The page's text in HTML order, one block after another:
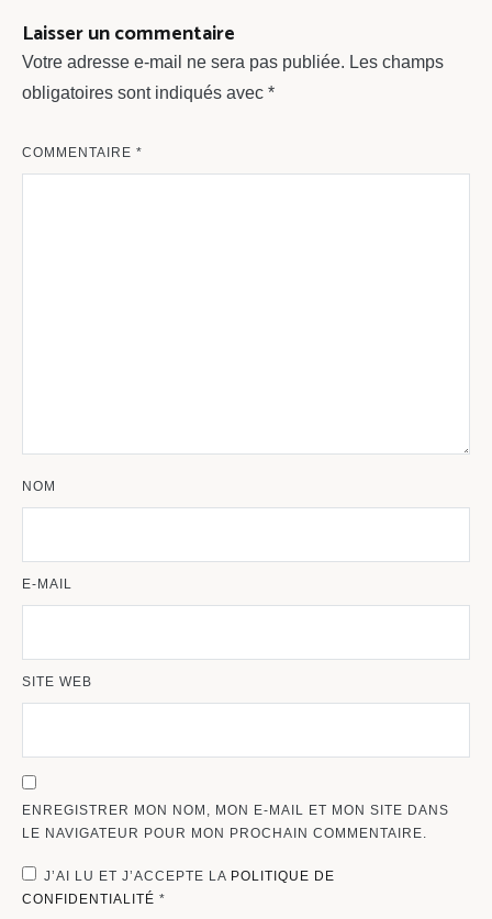
Laisser un commentaire
Votre adresse e-mail ne sera pas publiée. Les champs
obligatoires sont indiqués avec *
COMMENTAIRE *
NOM
E-MAIL
SITE WEB
ENREGISTRER MON NOM, MON E-MAIL ET MON SITE DANS
LE NAVIGATEUR POUR MON PROCHAIN COMMENTAIRE.
J’AI LU ET J’ACCEPTE LA POLITIQUE DE
CONFIDENTIALITÉ *